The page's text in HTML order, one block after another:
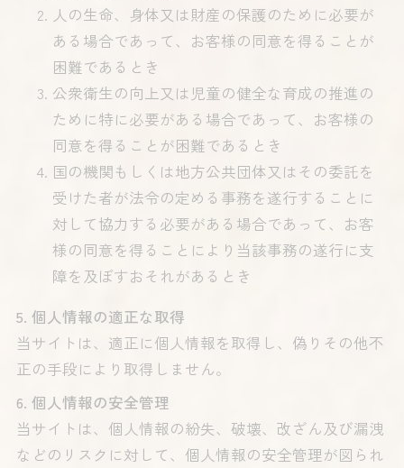
人の生命、身体又は財産の保護のために必要が
ある場合であって、お客様の同意を得ることが
困難であるとき
公衆衛生の向上又は児童の健全な育成の推進の
ために特に必要がある場合であって、お客様の
同意を得ることが困難であるとき
国の機関もしくは地方公共団体又はその委託を
受けた者が法令の定める事務を遂行することに
対して協力する必要がある場合であって、お客
様の同意を得ることにより当該事務の遂行に支
障を及ぼすおそれがあるとき
5. 個人情報の適正な取得
当サイトは、適正に個人情報を取得し、偽りその他不
正の手段により取得しません。
6. 個人情報の安全管理
当サイトは、個人情報の紛失、破壊、改ざん及び漏洩
などのリスクに対して、個人情報の安全管理が図られ